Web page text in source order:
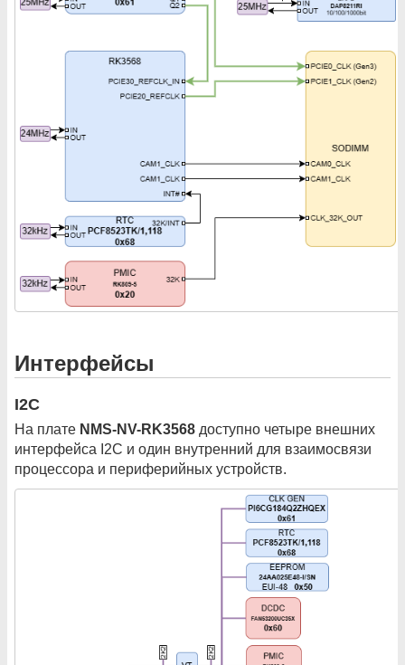
Интерфейсы
I2C
На плате NMS-NV-RK3568 доступно четыре внешних
интерфейса I2C и один внутренний для взаимосвязи
процессора и периферийных устройств.